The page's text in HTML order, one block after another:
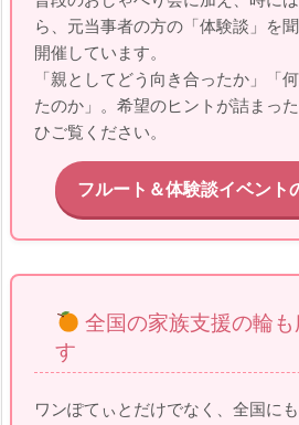
ら、元当事者の方の「体験談」を
開催しています。
「親としてどう向き合ったか」「
たのか」。希望のヒントが詰まっ
ひご覧ください。
フルート＆体験談イベント
全国の家族支援の輪も
す
ワンぽてぃとだけでなく、全国に